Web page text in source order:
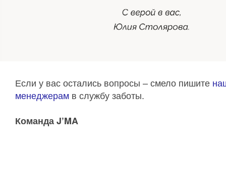
Если у вас остались вопросы – смело пишите
менеджерам в службу заботы.
Команда J’MA